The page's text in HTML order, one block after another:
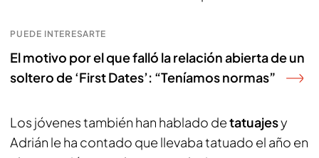
PUEDE INTERESARTE
El motivo por el que falló la relación abierta de un
soltero de ‘First Dates’: “Teníamos normas”
Los jóvenes también han hablado detatuajesy
Adrián le ha contado que llevaba tatuado el año en